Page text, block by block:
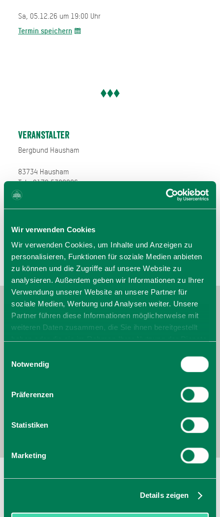
Wir verwenden Cookies
Wir verwenden Cookies, um Inhalte und Anzeigen zu
personalisieren, Funktionen für soziale Medien anbieten
zu können und die Zugriffe auf unsere Website zu
analysieren. Außerdem geben wir Informationen zu Ihrer
Verwendung unserer Website an unsere Partner für
soziale Medien, Werbung und Analysen weiter. Unsere
Partner führen diese Informationen möglicherweise mit
weiteren Daten zusammen, die Sie ihnen bereitgestellt
Cookies, wenn Sie unsere Webseite weiterhin nutzen.
Notwendig
Präferenzen
Statistiken
Marketing
Details zeigen
Sa, 05.12.26 um 19:00 Uhr
Termin speichern
Veranstalter
Bergbund Hausham
83734 Hausham
Tel.: 0179 5388996
zur Website